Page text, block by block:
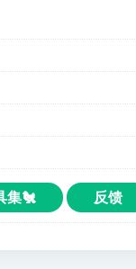
集🐔 反馈